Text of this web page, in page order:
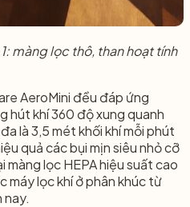
màng lọc thô, than hoạt tính
AeroMini đều đáp ứng
hút khí 360 độ xung quanh
là 3,5 mét khối khí mỗi phút
quả các bụi mịn siêu nhỏ cỡ
màng lọc HEPA hiệu suất cao
máy lọc khí ở phân khúc từ
nay.